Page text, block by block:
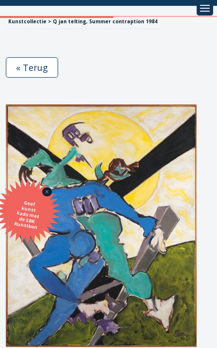
Kunstcollectie > Q jan telting, Summer contraption 1984
Geef
kunst
kado met
de SBK
Kunstbon
« Terug